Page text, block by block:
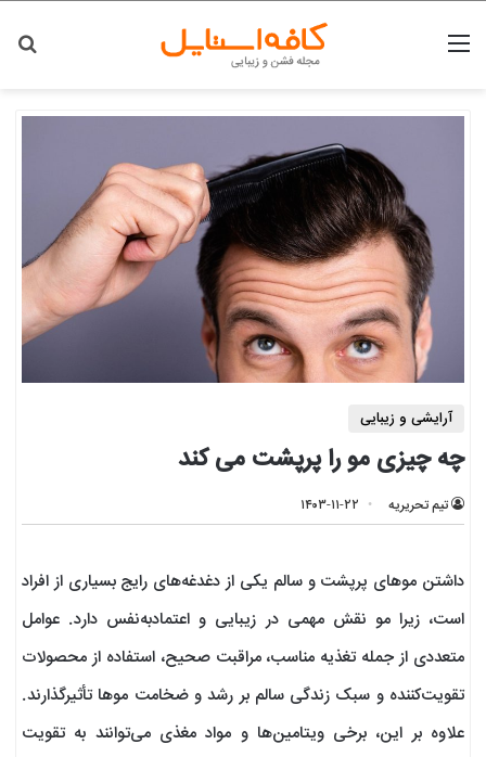
منو
آرایشی و زیبایی
چه چیزی مو را پرپشت می کند
تیم تحریریه ۱۴۰۳-۱۱-۲۲
داشتن موهای پرپشت و سالم یکی از دغدغه‌های رایج بسیاری از افراد
است، زیرا مو نقش مهمی در زیبایی و اعتمادبه‌نفس دارد. عوامل
متعددی از جمله تغذیه مناسب، مراقبت صحیح، استفاده از محصولات
تقویت‌کننده و سبک زندگی سالم بر رشد و ضخامت موها تأثیرگذارند.
علاوه بر این، برخی ویتامین‌ها و مواد مغذی می‌توانند به تقویت